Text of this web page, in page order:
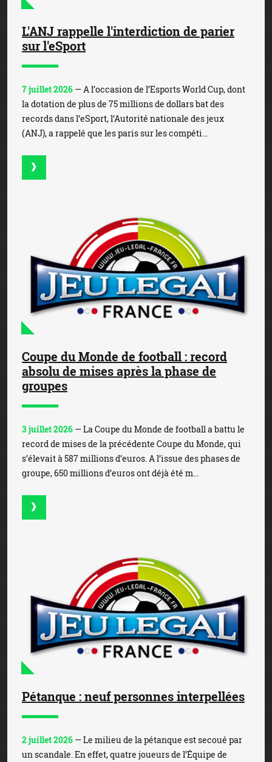
L'ANJ rappelle l'interdiction de parier
sur l'eSport
7 juillet 2026 — A l’occasion de l’Esports World Cup, dont
la dotation de plus de 75 millions de dollars bat des
records dans l’eSport, l’Autorité nationale des jeux
(ANJ), a rappelé que les paris sur les compéti...
Coupe du Monde de football : record
absolu de mises après la phase de
groupes
3 juillet 2026 — La Coupe du Monde de football a battu le
record de mises de la précédente Coupe du Monde, qui
s’élevait à 587 millions d’euros. A l’issue des phases de
groupe, 650 millions d’euros ont déjà été m...
Pétanque : neuf personnes interpellées
2 juillet 2026 — Le milieu de la pétanque est secoué par
un scandale. En effet, quatre joueurs de l’Équipe de